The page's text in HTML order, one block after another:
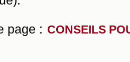
page : CONSEILS